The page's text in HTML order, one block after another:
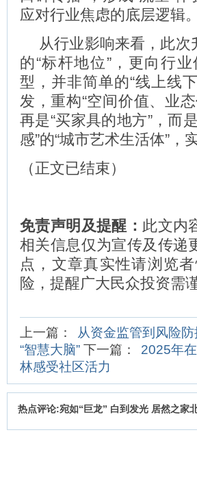
应对行业焦虑的底层逻辑。
从行业影响来看，此
的“标杆地位”，更向行
型，并非简单的“线上线
发，重构“空间价值、业
再是“买家具的地方”，而
感”的“城市艺术生活体”
（正文已结束）
免责声明及提醒： 此文内
相关信息仅为宣传及传递
点，文章真实性请浏览
险，提醒广大民众投资需
上一篇：
从资金监管到风险
“智慧大脑” 下一篇：
2025年
林感受社区活力
热点评论:宛如“巨龙” 白到发光 居然之家